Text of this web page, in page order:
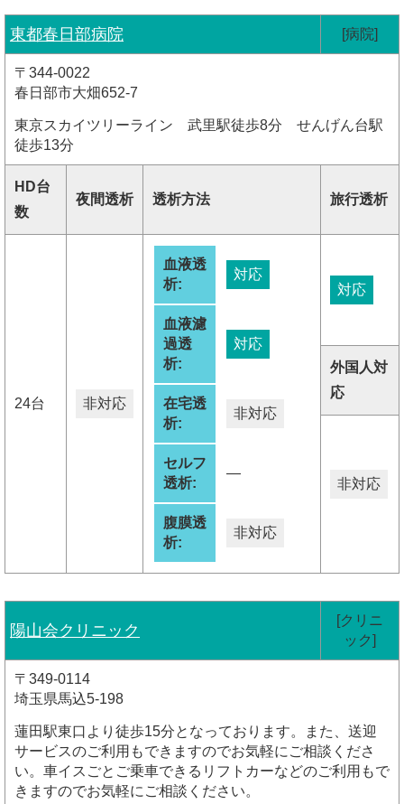
東都春日部病院 [病院]
〒344-0022
春日部市大畑652-7
東京スカイツリーライン 武里駅徒歩8分 せんげん台駅
徒歩13分
HD台
数
夜間透析 透析方法 旅行透析
24台 非対応
血液透
析:
対応
血液濾
過透
析:
対応
在宅透
析:
非対応
セルフ
透析:
―
腹膜透
析:
非対応
対応
外国人対
応
非対応
陽山会クリニック
[クリニ
ック]
〒349-0114
埼玉県馬込5-198
蓮田駅東口より徒歩15分となっております。また、送迎
サービスのご利用もできますのでお気軽にご相談くださ
い。車イスごとご乗車できるリフトカーなどのご利用もで
きますのでお気軽にご相談ください。